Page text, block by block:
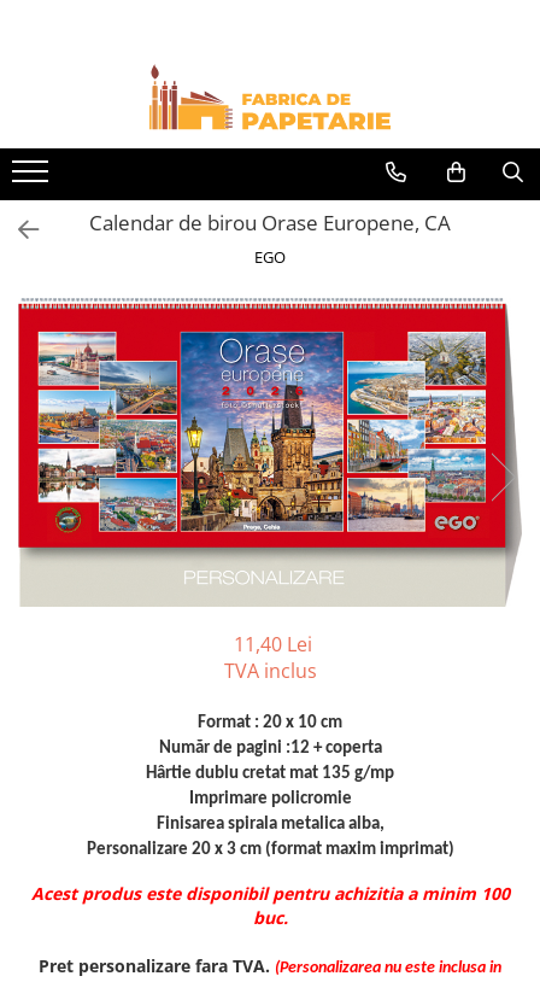
Toate Produsele
Hartie si articole din hartie
Hartie pentru copiator si cartoane
Hartie color pentru copiator
Papetarie personalizata
Notes adeziv si index adeziv
Bloc Notes-uri brosate
Bloc Notes-uri spiralizate
Etichete
Plicuri personalizate
Plicuri
Tipizate
Tipizate autocopiative
Tipizate autocopiative
Rezerva cub notes
Indigo si hartie carbon
Caiete pentru birou
Caiete A4
Caiete si produse din hartie
Calendar de birou Orase Europene, CA
EGO
11,40 Lei
TVA inclus
Format : 20 x 10 cm
Număr de pagini :12 + coperta
Hârtie dublu cretat mat 135 g/mp
Imprimare policromie
Finisarea spirala metalica alba,
Personalizare 20 x 3 cm (format maxim imprimat)
Acest produs este disponibil pentru achizitia a minim 100
buc.
Pret personalizare fara TVA. (Personalizarea nu este inclusa in